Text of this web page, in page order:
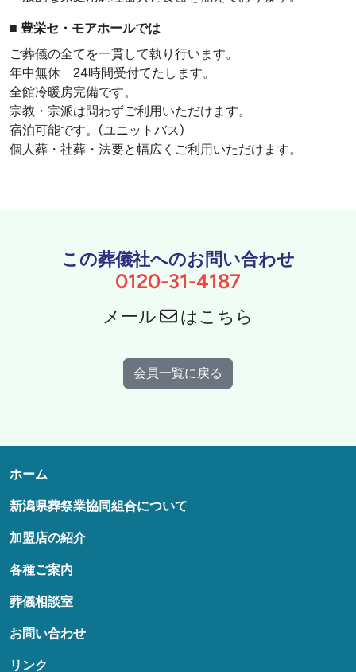
■ 豊栄セ・モアホールでは
ご葬儀の全てを一貫して執り行います。
年中無休 24時間受付てたします。
全館冷暖房完備です。
宗教・宗派は問わずご利用いただけます。
宿泊可能です。(ユニットバス)
個人葬・社葬・法要と幅広くご利用いただけます。
この葬儀社へのお問い合わせ
0120-31-4187
メール はこちら
会員一覧に戻る
ホーム
新潟県葬祭業協同組合について
加盟店の紹介
各種ご案内
葬儀相談室
お問い合わせ
リンク